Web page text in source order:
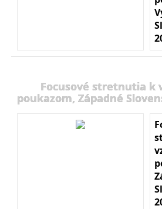
Focusové stretnutia k
poukazom, Západné